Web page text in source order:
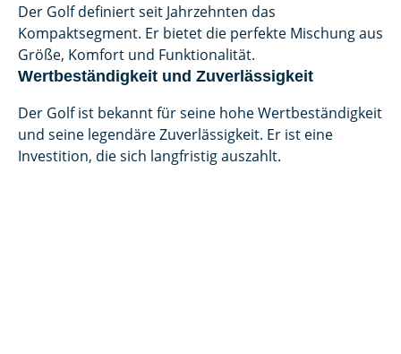
Der Golf definiert seit Jahrzehnten das
Kompaktsegment. Er bietet die perfekte Mischung aus
Größe, Komfort und Funktionalität.
Wertbeständigkeit und Zuverlässigkeit
Der Golf ist bekannt für seine hohe Wertbeständigkeit
und seine legendäre Zuverlässigkeit. Er ist eine
Investition, die sich langfristig auszahlt.